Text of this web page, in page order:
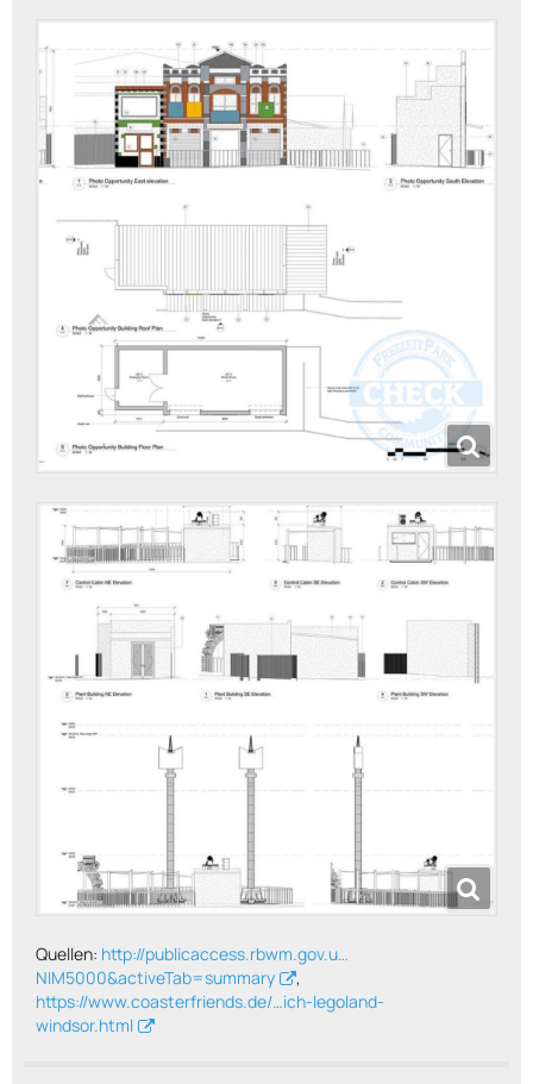
Quellen: http://publicaccess.rbwm.gov.u…
NIM5000&activeTab=summary
,
https://www.coasterfriends.de/…ich-legoland-
windsor.html